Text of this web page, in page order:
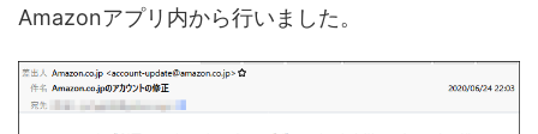
Amazonアプリ内から行いました。